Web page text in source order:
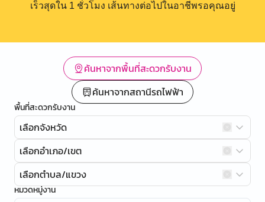
เร็วสุดใน 1 ชั่วโมง เส้นทางต่อไปในอาชีพรอคุณอยู่
ค้นหาจากพื้นที่สะดวกรับงาน
ค้นหาจากสถานีรถไฟฟ้า
พื้นที่สะดวกรับงาน
เลือกจังหวัด
เลือกอำเภอ/เขต
เลือกตำบล/แขวง
หมวดหมู่งาน